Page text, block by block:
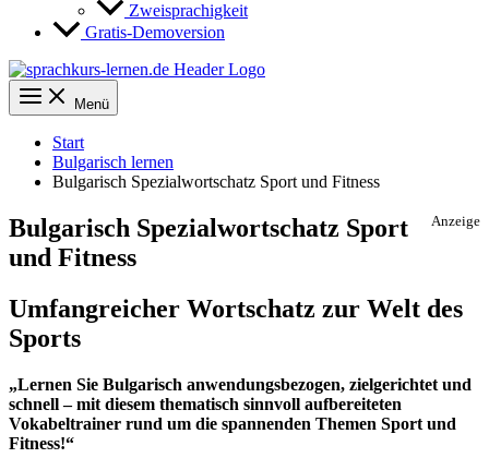
Zweisprachigkeit
Gratis-Demoversion
Menü
Start
Bulgarisch lernen
Bulgarisch Spezialwortschatz Sport und Fitness
Anzeige
Bulgarisch Spezialwortschatz Sport
und Fitness
Umfangreicher Wortschatz zur Welt des
Sports
„Lernen Sie Bulgarisch anwendungsbezogen, zielgerichtet und
schnell – mit diesem thematisch sinnvoll aufbereiteten
Vokabeltrainer rund um die spannenden Themen Sport und
Fitness!“